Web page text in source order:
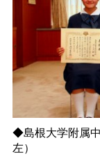
◆島根大学附属
左）